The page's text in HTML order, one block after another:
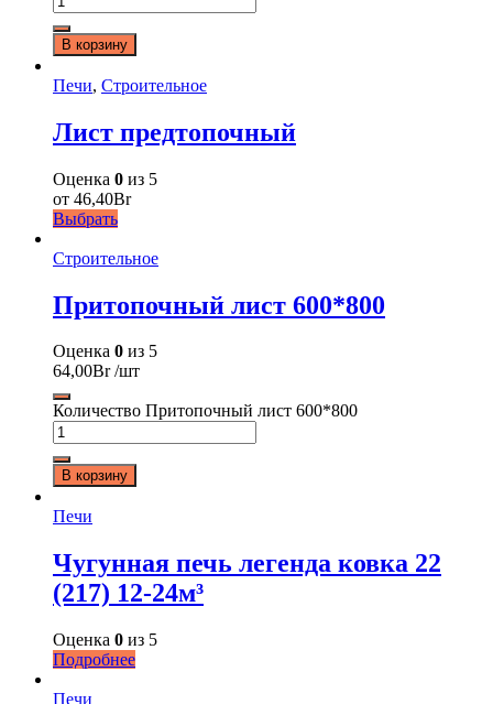
В корзину
Печи, Строительное
Лист предтопочный
Оценка 0 из 5
от 46,40Br
Выбрать
Строительное
Притопочный лист 600*800
Оценка 0 из 5
64,00Br/шт
Количество Притопочный лист 600*800
В корзину
Печи
Чугунная печь легенда ковка 22
(217) 12-24м³
Оценка 0 из 5
Подробнее
Печи